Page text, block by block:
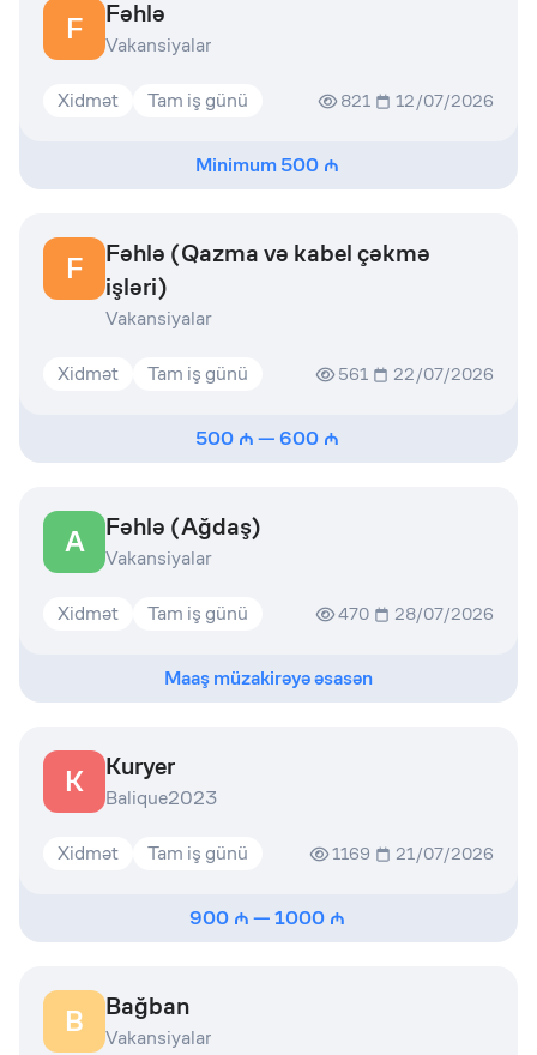
F Fəhlə
Vakansiyalar
Xidmət Tam iş günü 821 12/07/2026
Minimum500
F
Fəhlə (Qazma və kabel çəkmə
işləri)
Vakansiyalar
Xidmət Tam iş günü 561 22/07/2026
500 —600
A Fəhlə (Ağdaş)
Vakansiyalar
Xidmət Tam iş günü 470 28/07/2026
Maaş müzakirəyə əsasən
K Kuryer
Balique2023
Xidmət Tam iş günü 1169 21/07/2026
900 —1000
B Bağban
Vakansiyalar